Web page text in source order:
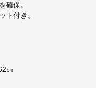
確保。
ト付き。
㎝